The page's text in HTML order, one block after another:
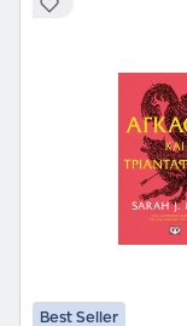
Best Seller